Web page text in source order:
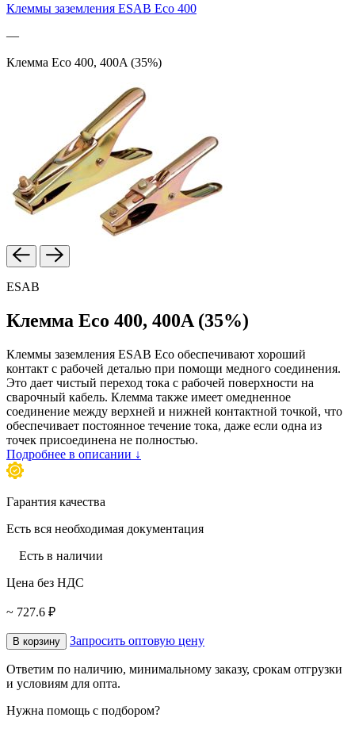
Клеммы заземления ESAB Eco 400
—
Клемма Eco 400, 400A (35%)
ESAB
Клемма Eco 400, 400A (35%)
Клеммы заземления ESAB Eco обеспечивают хороший
контакт с рабочей деталью при помощи медного соединения.
Это дает чистый переход тока с рабочей поверхности на
сварочный кабель. Клемма также имеет омедненное
соединение между верхней и нижней контактной точкой, что
обеспечивает постоянное течение тока, даже если одна из
точек присоединена не полностью.
Подробнее в описании ↓
Гарантия качества
Есть вся необходимая документация
Есть в наличии
Цена без НДС
~ 727.6 ₽
В корзину Запросить оптовую цену
Ответим по наличию, минимальному заказу, срокам отгрузки
и условиям для опта.
Нужна помощь с подбором?